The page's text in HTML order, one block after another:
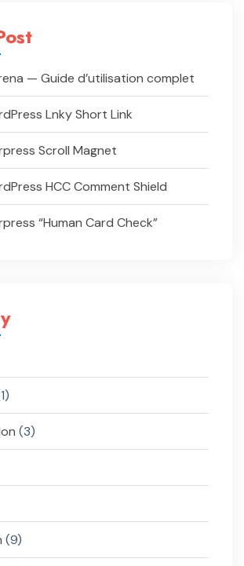
— Guide d’utilisation complet
Lnky Short Link
Scroll Magnet
HCC Comment Shield
“Human Card Check”
(3)
(9)